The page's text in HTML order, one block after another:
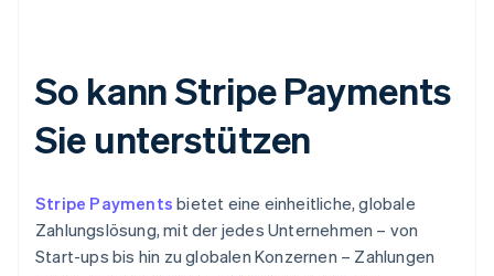
So kann Stripe Payments
Sie unterstützen
Stripe Payments bietet eine einheitliche, globale
Zahlungslösung, mit der jedes Unternehmen – von
Start-ups bis hin zu globalen Konzernen – Zahlungen